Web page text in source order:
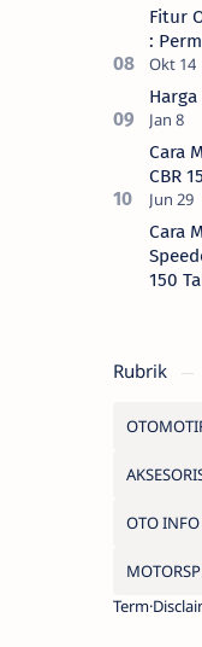
Fitur
:
Harga
Cara
CBR
Cara
150
Rubrik
OTO INFO
Term